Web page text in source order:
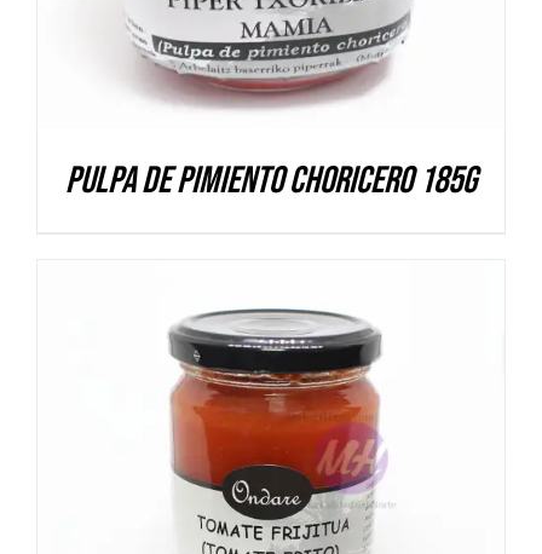
Pulpa de pimiento choricero 185g
DETALLES